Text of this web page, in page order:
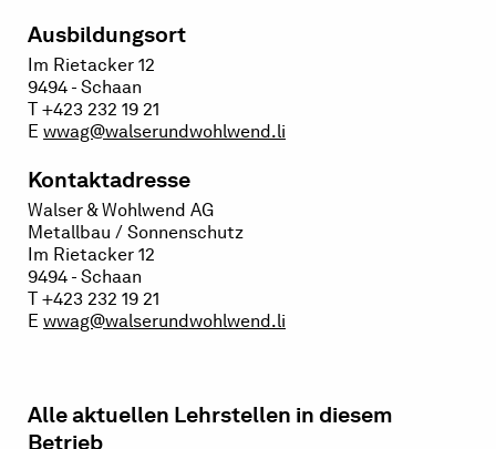
Ausbildungsort
Im Rietacker 12
9494 - Schaan
T +423 232 19 21
E wwag@walserundwohlwend.li
Kontaktadresse
Walser & Wohlwend AG
Metallbau / Sonnenschutz
Im Rietacker 12
9494 - Schaan
T +423 232 19 21
E wwag@walserundwohlwend.li
Alle aktuellen Lehrstellen in diesem
Betrieb